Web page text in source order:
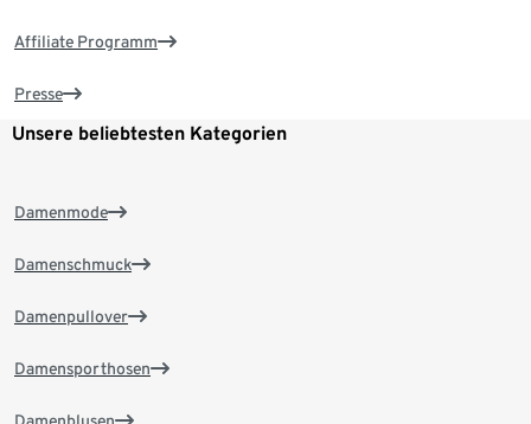
Affiliate Programm
Presse
Unsere beliebtesten Kategorien
Damenmode
Damenschmuck
Damenpullover
Damensporthosen
Damenblusen